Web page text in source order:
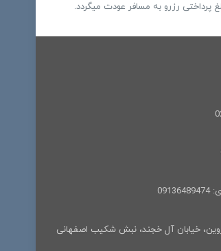
رزرو به مسافر عودت میگردد.
خیابان آل خجند، نبش شکیب اصفهانی